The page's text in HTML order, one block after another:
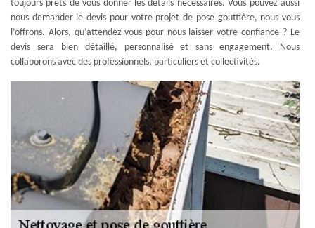
toujours prêts de vous donner les détails nécessaires. Vous pouvez aussi
nous demander le devis pour votre projet de pose gouttière, nous vous
l’offrons. Alors, qu’attendez-vous pour nous laisser votre confiance ? Le
devis sera bien détaillé, personnalisé et sans engagement. Nous
collaborons avec des professionnels, particuliers et collectivités.